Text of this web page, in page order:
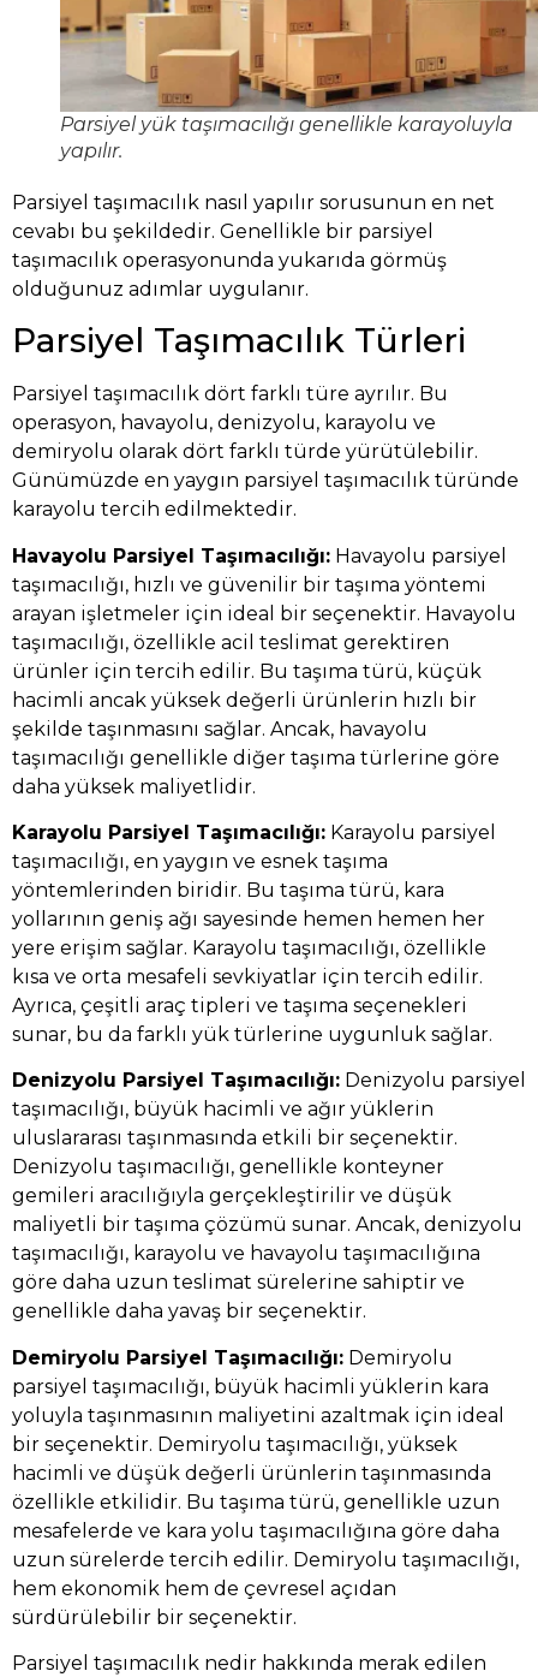
Parsiyel yük taşımacılığı genellikle karayoluyla
yapılır.
Parsiyel taşımacılık nasıl yapılır sorusunun en net
cevabı bu şekildedir. Genellikle bir parsiyel
taşımacılık operasyonunda yukarıda görmüş
olduğunuz adımlar uygulanır.
Parsiyel Taşımacılık Türleri
Parsiyel taşımacılık dört farklı türe ayrılır. Bu
operasyon, havayolu, denizyolu, karayolu ve
demiryolu olarak dört farklı türde yürütülebilir.
Günümüzde en yaygın parsiyel taşımacılık türünde
karayolu tercih edilmektedir.
Havayolu Parsiyel Taşımacılığı: Havayolu parsiyel
taşımacılığı, hızlı ve güvenilir bir taşıma yöntemi
arayan işletmeler için ideal bir seçenektir. Havayolu
taşımacılığı, özellikle acil teslimat gerektiren
ürünler için tercih edilir. Bu taşıma türü, küçük
hacimli ancak yüksek değerli ürünlerin hızlı bir
şekilde taşınmasını sağlar. Ancak, havayolu
taşımacılığı genellikle diğer taşıma türlerine göre
daha yüksek maliyetlidir.
Karayolu Parsiyel Taşımacılığı: Karayolu parsiyel
taşımacılığı, en yaygın ve esnek taşıma
yöntemlerinden biridir. Bu taşıma türü, kara
yollarının geniş ağı sayesinde hemen hemen her
yere erişim sağlar. Karayolu taşımacılığı, özellikle
kısa ve orta mesafeli sevkiyatlar için tercih edilir.
Ayrıca, çeşitli araç tipleri ve taşıma seçenekleri
sunar, bu da farklı yük türlerine uygunluk sağlar.
Denizyolu Parsiyel Taşımacılığı: Denizyolu parsiyel
taşımacılığı, büyük hacimli ve ağır yüklerin
uluslararası taşınmasında etkili bir seçenektir.
Denizyolu taşımacılığı, genellikle konteyner
gemileri aracılığıyla gerçekleştirilir ve düşük
maliyetli bir taşıma çözümü sunar. Ancak, denizyolu
taşımacılığı, karayolu ve havayolu taşımacılığına
göre daha uzun teslimat sürelerine sahiptir ve
genellikle daha yavaş bir seçenektir.
Demiryolu Parsiyel Taşımacılığı: Demiryolu
parsiyel taşımacılığı, büyük hacimli yüklerin kara
yoluyla taşınmasının maliyetini azaltmak için ideal
bir seçenektir. Demiryolu taşımacılığı, yüksek
hacimli ve düşük değerli ürünlerin taşınmasında
özellikle etkilidir. Bu taşıma türü, genellikle uzun
mesafelerde ve kara yolu taşımacılığına göre daha
uzun sürelerde tercih edilir. Demiryolu taşımacılığı,
hem ekonomik hem de çevresel açıdan
sürdürülebilir bir seçenektir.
Parsiyel taşımacılık nedir hakkında merak edilen